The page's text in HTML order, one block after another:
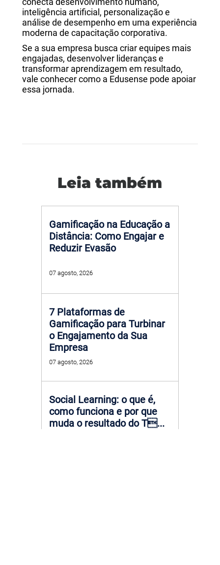
inteligência artificial, personalização e
análise de desempenho em uma experiência
moderna de capacitação corporativa.
Se a sua empresa busca criar equipes mais
engajadas, desenvolver lideranças e
transformar aprendizagem em resultado,
vale conhecer como a Edusense pode apoiar
essa jornada.
Leia também
Gamificação na Educação a
Distância: Como Engajar e
Reduzir Evasão
07 agosto, 2026
7 Plataformas de
Gamificação para Turbinar
o Engajamento da Sua
Empresa
07 agosto, 2026
Social Learning: o que é,
como funciona e por que
muda o resultado do T...